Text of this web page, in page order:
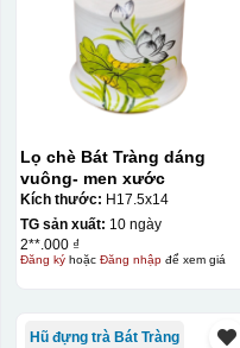
sản phẩm, để khi dán
Lọ chè Bát Tràng dáng
vuông- men xước
Kích thước: H17.5x14
TG sản xuất: 10 ngày
2**.000 ₫
Đăng kýhoặc Đăng nhậpđể xem giá
Hũ đựng trà Bát Tràng